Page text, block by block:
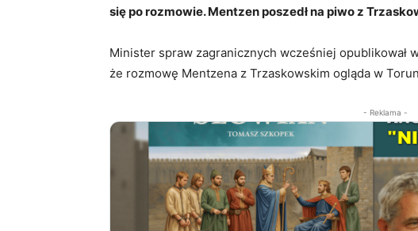
się po rozmowie. Mentzen poszedł na piwo z
Minister spraw zagranicznych wcześniej opublikował
że rozmowę Mentzena z Trzaskowskim ogląda w
- Reklama -